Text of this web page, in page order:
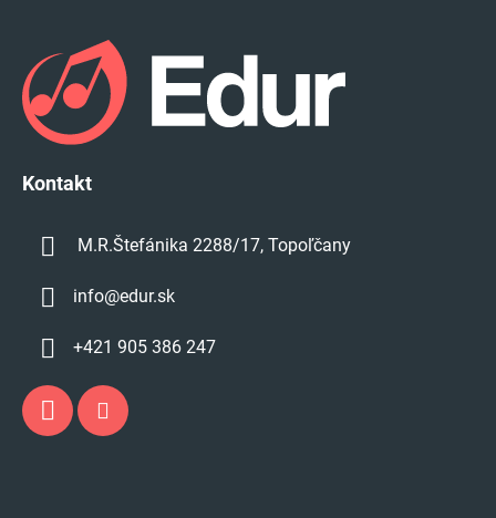
Kontakt
M.R.Štefánika 2288/17, Topoľčany
info@edur.sk
+421 905 386 247